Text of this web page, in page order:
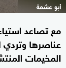
أبو عشمة
مع تصاعد
عناصرها
المخيمات